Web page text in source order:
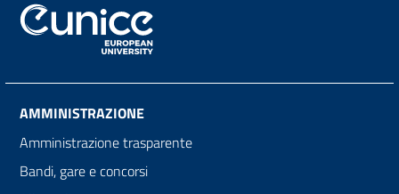
AMMINISTRAZIONE
Amministrazione trasparente
Bandi, gare e concorsi